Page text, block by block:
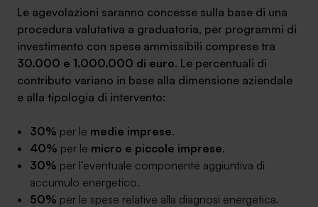
Le agevolazioni saranno concesse sulla base di una
procedura valutativa a graduatoria, per programmi di
investimento con spese ammissibili comprese tra
30.000 e 1.000.000 di euro. Le percentuali di
contributo variano in base alla dimensione aziendale
e alla tipologia di intervento:
30% per le medie imprese.
40% per le micro e piccole imprese.
30% per l’eventuale componente aggiuntiva di
accumulo energetico.
50% per le spese relative alla diagnosi energetica.